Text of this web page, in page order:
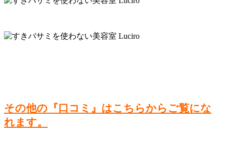
その他の『口コミ』はこちらからご覧にな
れます。